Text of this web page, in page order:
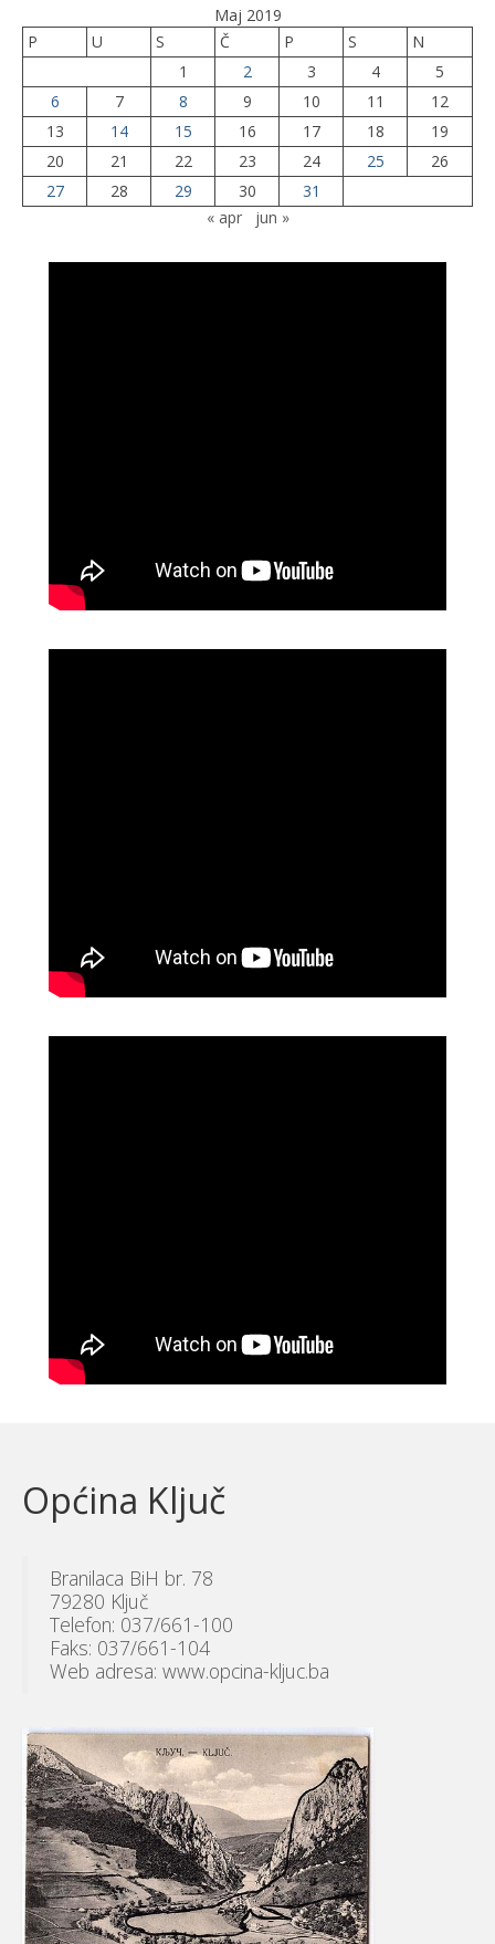
Maj 2019
P
U S Č P S
N
1
2 3 4
5
6
7 8 9 10 11
12
13
14 15 16 17 18
19
20
21 22 23 24 25
26
27
28 29 30
31
« apr
jun »
Općina Ključ
Branilaca BiH br. 78
79280 Ključ
Telefon: 037/661-100
Faks: 037/661-104
Web adresa: www.opcina-kljuc.ba